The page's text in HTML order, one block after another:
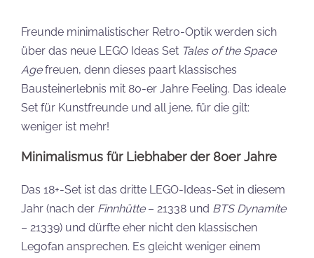
Freunde minimalistischer Retro-Optik werden sich
über das neue LEGO Ideas Set Tales of the Space
Agefreuen, denn dieses paart klassisches
Bausteinerlebnis mit 80-er Jahre Feeling. Das ideale
Set für Kunstfreunde und all jene, für die gilt:
weniger ist mehr!
Minimalismus für Liebhaber der 80er Jahre
Das 18+-Set ist das dritte LEGO-Ideas-Set in diesem
Jahr (nach der Finnhütte– 21338 und BTS Dynamite
– 21339) und dürfte eher nicht den klassischen
Legofan ansprechen. Es gleicht weniger einem